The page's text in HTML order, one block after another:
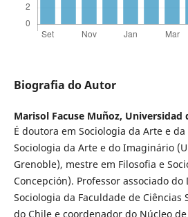
Biografia do Autor
Marisol Facuse Muñoz, Universidad
É doutora em Sociologia da Arte e
Sociologia da Arte e do Imaginário
Grenoble), mestre em Filosofia e
Concepción). Professor associado
Sociologia da Faculdade de Ciências
do Chile e coordenador do Núcleo